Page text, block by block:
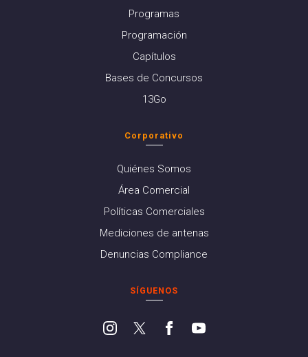
Programas
Programación
Capítulos
Bases de Concursos
13Go
Corporativo
Quiénes Somos
Área Comercial
Políticas Comerciales
Mediciones de antenas
Denuncias Compliance
SÍGUENOS